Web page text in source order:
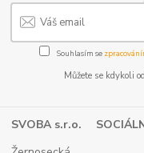
Souhlasím se
Můžete se kdykoli
SVOBA s.r.o.